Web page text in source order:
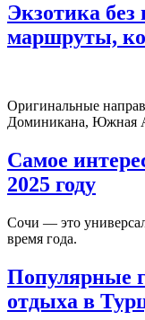
Экзотика
маршруты,
Оригинальные
Доминикана, Южная
Самое
2025 году
Сочи — это
время года.
Популярные
отдыха в